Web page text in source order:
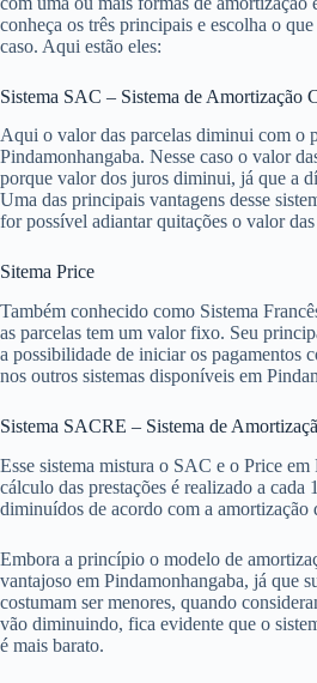
conheça os três principais e escolha o
caso. Aqui estão eles:
Sistema SAC – Sistema de Amortização
Aqui o valor das parcelas diminui com o
Pindamonhangaba. Nesse caso o valor
porque valor dos juros diminui, já que a
Uma das principais vantagens desse
for possível adiantar quitações o valor
Sitema Price
Também conhecido como Sistema
as parcelas tem um valor fixo. Seu
a possibilidade de iniciar os pagamentos
nos outros sistemas disponíveis em
Sistema SACRE – Sistema de
Esse sistema mistura o SAC e o Price
cálculo das prestações é realizado a cada
diminuídos de acordo com a amortização
Embora a princípio o modelo de
vantajoso em Pindamonhangaba, já que
costumam ser menores, quando
vão diminuindo, fica evidente que o
é mais barato.